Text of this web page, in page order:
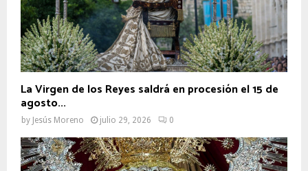
La Virgen de los Reyes saldrá en procesión el 15 de
agosto...
by Jesús Moreno julio 29, 2026 0